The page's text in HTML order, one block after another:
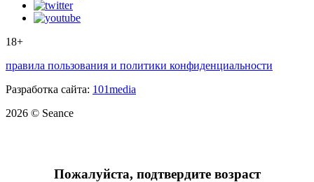
18+
правила пользования и политики конфиденциальности
Разработка сайта: 101media
2026 © Seance
Пожалуйста, подтвердите возраст